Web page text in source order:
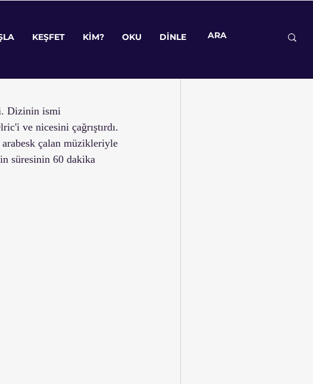
Dizinin ismi
ve nicesini çağrıştırdı.
çalan müzikleriyle
süresinin 60 dakika
KEŞFET KİM? OKU DİNLE